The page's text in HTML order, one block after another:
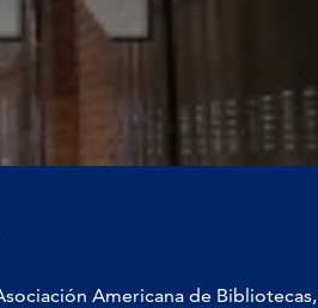
Americana de Bibliotecas,